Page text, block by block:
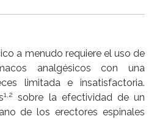
a menudo requiere el uso de
analgésicos con una
limitada e insatisfactoria.
1,2
sobre la efectividad de un
de los erectores espinales